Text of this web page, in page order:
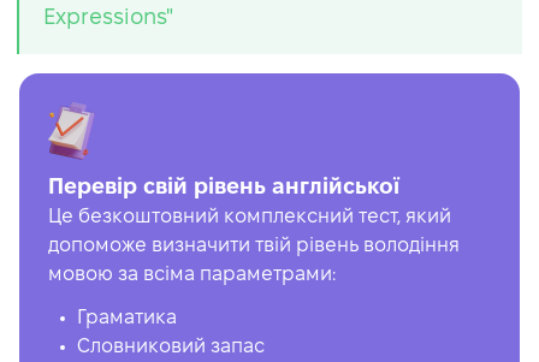
Expressions"
Перевір свій рівень англійської
Це безкоштовний комплексний тест, який
допоможе визначити твій рівень володіння
мовою за всіма параметрами:
Граматика
Словниковий запас